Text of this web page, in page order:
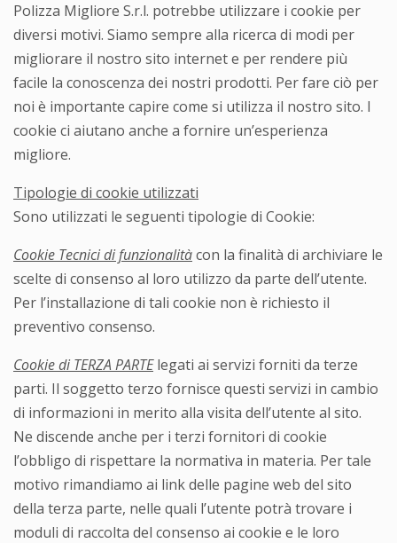
Polizza Migliore S.r.l. potrebbe utilizzare i cookie per
diversi motivi. Siamo sempre alla ricerca di modi per
migliorare il nostro sito internet e per rendere più
facile la conoscenza dei nostri prodotti. Per fare ciò per
noi è importante capire come si utilizza il nostro sito. I
cookie ci aiutano anche a fornire un’esperienza
migliore.
Tipologie di cookie utilizzati
Sono utilizzati le seguenti tipologie di Cookie:
Cookie Tecnici di funzionalitàcon la finalità di archiviare le
scelte di consenso al loro utilizzo da parte dell’utente.
Per l’installazione di tali cookie non è richiesto il
preventivo consenso.
Cookie di TERZA PARTElegati ai servizi forniti da terze
parti. Il soggetto terzo fornisce questi servizi in cambio
di informazioni in merito alla visita dell’utente al sito.
Ne discende anche per i terzi fornitori di cookie
l’obbligo di rispettare la normativa in materia. Per tale
motivo rimandiamo ai link delle pagine web del sito
della terza parte, nelle quali l’utente potrà trovare i
moduli di raccolta del consenso ai cookie e le loro